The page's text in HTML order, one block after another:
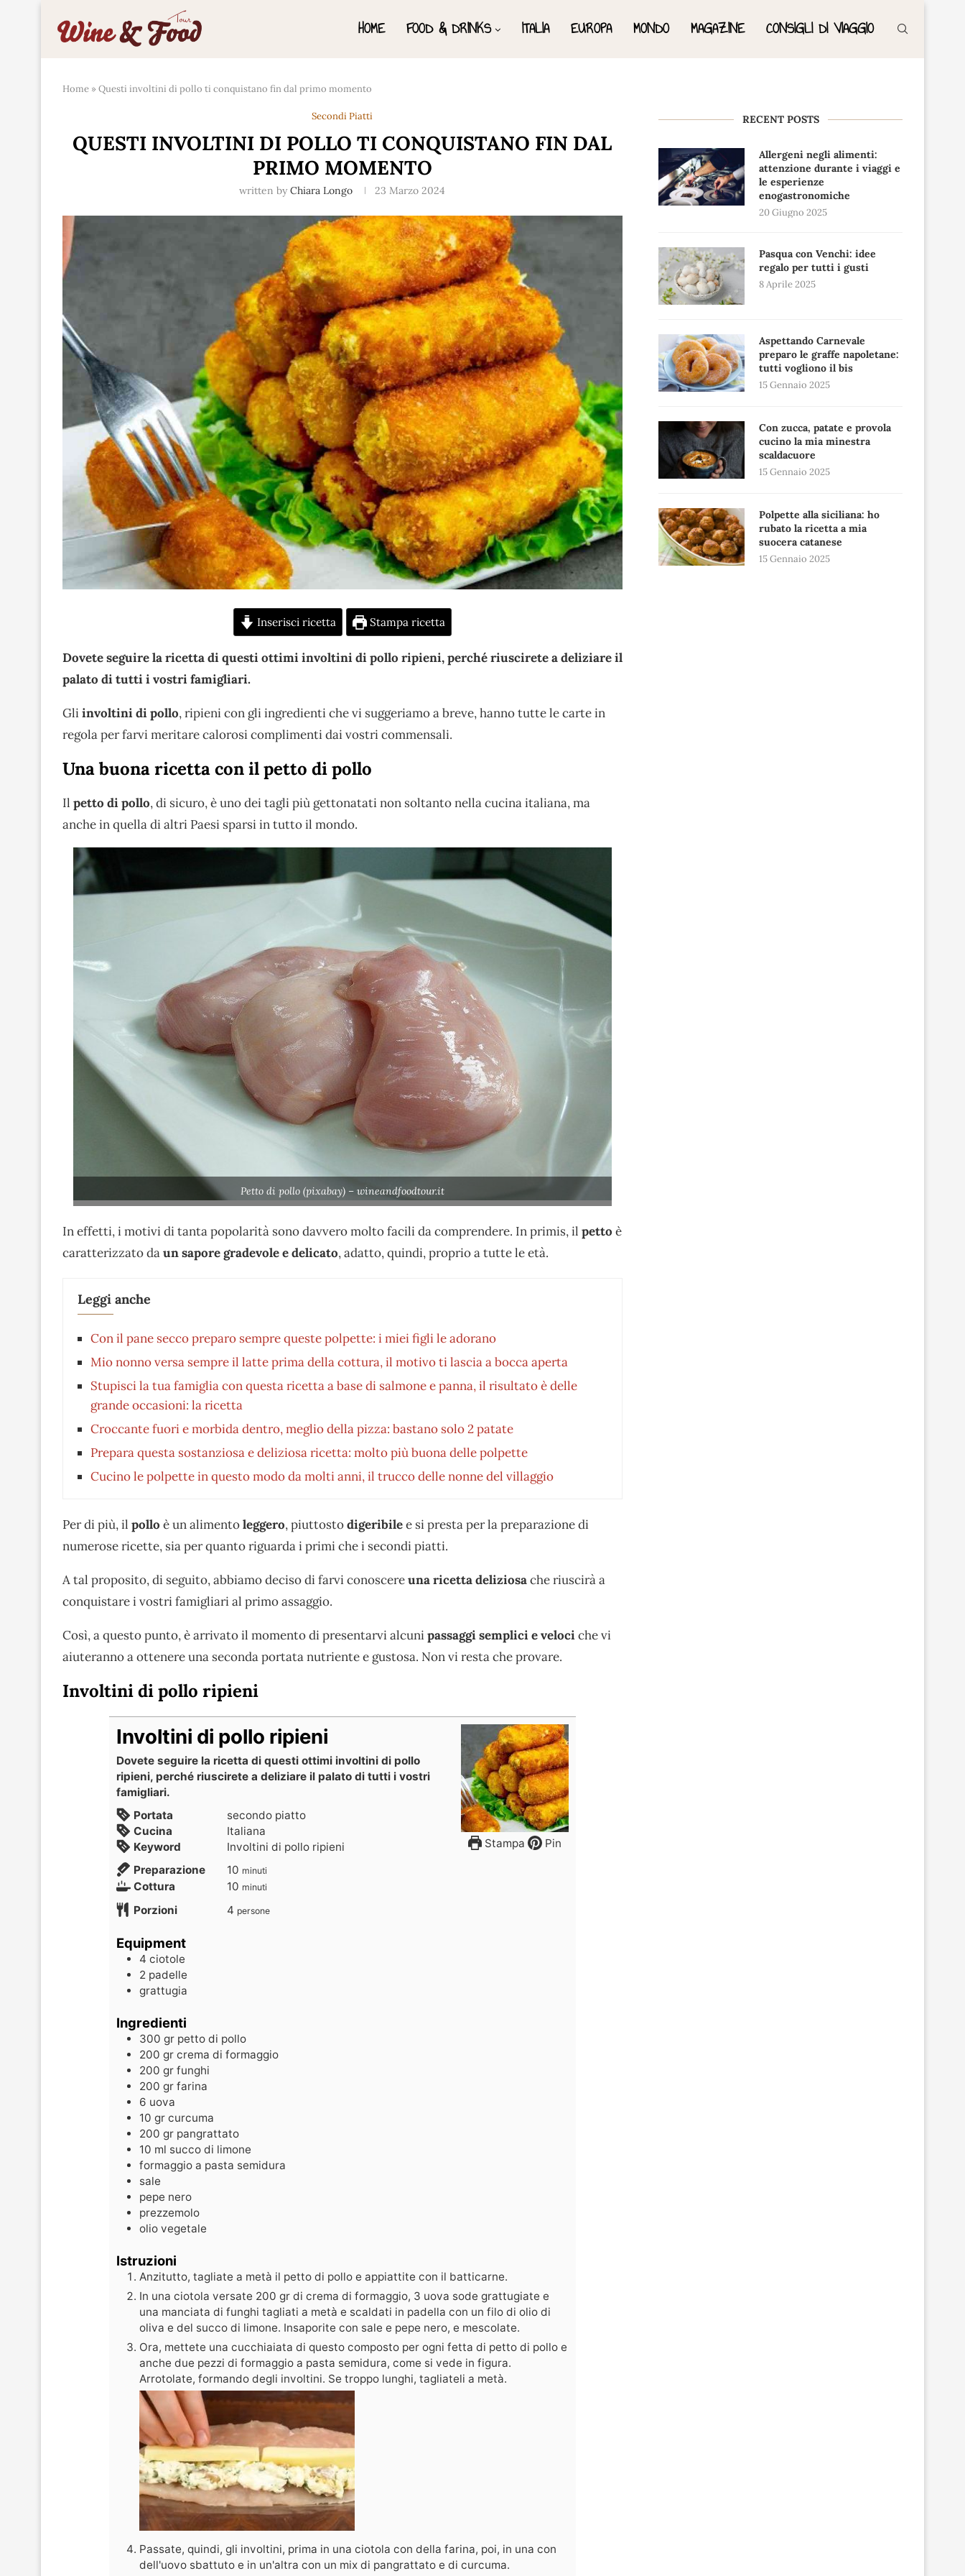
HOME FOOD & DRINKS ITALIA EUROPA MONDO MAGAZINE CONSIGLI DI VIAGGIO
Home »Questi involtini di pollo ti conquistano fin dal primo momento
Secondi Piatti
QUESTI INVOLTINI DI POLLO TI CONQUISTANO FIN DAL
PRIMO MOMENTO
written byChiara Longo 23 Marzo 2024
Inserisci ricetta Stampa ricetta
Dovete seguire la ricetta di questi ottimi involtini di pollo ripieni, perché riuscirete a deliziare il
palato di tutti i vostri famigliari.
Gliinvoltini di pollo, ripieni con gli ingredienti che vi suggeriamo a breve, hanno tutte le carte in
regola per farvi meritare calorosi complimenti dai vostri commensali.
Una buona ricetta con il petto di pollo
Il petto di pollo, di sicuro, è uno dei tagli più gettonatati non soltanto nella cucina italiana, ma
anche in quella di altri Paesi sparsi in tutto il mondo.
Petto di pollo (pixabay) – wineandfoodtour.it
In effetti, i motivi di tanta popolarità sono davvero molto facili da comprendere. In primis, il petto è
caratterizzato daun sapore gradevole e delicato, adatto, quindi, proprio a tutte le età.
Leggi anche
Con il pane secco preparo sempre queste polpette: i miei figli le adorano
Mio nonno versa sempre il latte prima della cottura, il motivo ti lascia a bocca aperta
Stupisci la tua famiglia con questa ricetta a base di salmone e panna, il risultato è delle
grande occasioni: la ricetta
Croccante fuori e morbida dentro, meglio della pizza: bastano solo 2 patate
Prepara questa sostanziosa e deliziosa ricetta: molto più buona delle polpette
Cucino le polpette in questo modo da molti anni, il trucco delle nonne del villaggio
Per di più, il pollo è un alimentoleggero, piuttostodigeribilee si presta per la preparazione di
numerose ricette, sia per quanto riguarda i primi che i secondi piatti.
A tal proposito, di seguito, abbiamo deciso di farvi conoscereuna ricetta deliziosache riuscirà a
conquistare i vostri famigliari al primo assaggio.
Così, a questo punto, è arrivato il momento di presentarvi alcunipassaggi semplici e velociche vi
aiuteranno a ottenere una seconda portata nutriente e gustosa. Non vi resta che provare.
Involtini di pollo ripieni
Stampa Pin
Involtini di pollo ripieni
Dovete seguire la ricetta di questi ottimi involtini di pollo
ripieni, perché riuscirete a deliziare il palato di tutti i vostri
famigliari.
Portata
secondo piatto
Cucina
Italiana
Keyword
Involtini di pollo ripieni
Preparazione
10 minuti
Cottura 10 minuti
Porzioni 4 persone
Equipment
4 ciotole
2 padelle
grattugia
Ingredienti
300 gr petto di pollo
200 gr crema di formaggio
200 gr funghi
200 gr farina
6 uova
10 gr curcuma
200 gr pangrattato
10 ml succo di limone
formaggio a pasta semidura
sale
pepe nero
prezzemolo
olio vegetale
Istruzioni
Anzitutto, tagliate a metà il petto di pollo e appiattite con il batticarne.
In una ciotola versate 200 gr di crema di formaggio, 3 uova sode grattugiate e
una manciata di funghi tagliati a metà e scaldati in padella con un filo di olio di
oliva e del succo di limone. Insaporite con sale e pepe nero, e mescolate.
Ora, mettete una cucchiaiata di questo composto per ogni fetta di petto di pollo e
anche due pezzi di formaggio a pasta semidura, come si vede in figura.
Arrotolate, formando degli involtini. Se troppo lunghi, tagliateli a metà.
Passate, quindi, gli involtini, prima in una ciotola con della farina, poi, in una con
dell'uovo sbattuto e in un'altra con un mix di pangrattato e di curcuma.
RECENT POSTS
Allergeni negli alimenti:
attenzione durante i viaggi e
le esperienze
enogastronomiche
20 Giugno 2025
Pasqua con Venchi: idee
regalo per tutti i gusti
8 Aprile 2025
Aspettando Carnevale
preparo le graffe napoletane:
tutti vogliono il bis
15 Gennaio 2025
Con zucca, patate e provola
cucino la mia minestra
scaldacuore
15 Gennaio 2025
Polpette alla siciliana: ho
rubato la ricetta a mia
suocera catanese
15 Gennaio 2025